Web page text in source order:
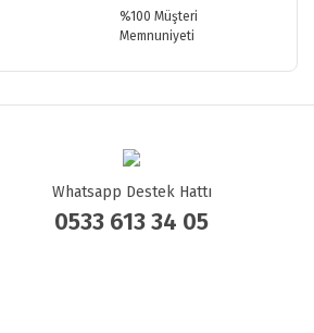
%100 Müşteri
Memnuniyeti
Whatsapp Destek Hattı
0533 613 34 05